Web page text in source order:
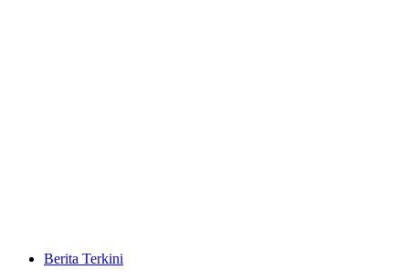
Berita Terkini